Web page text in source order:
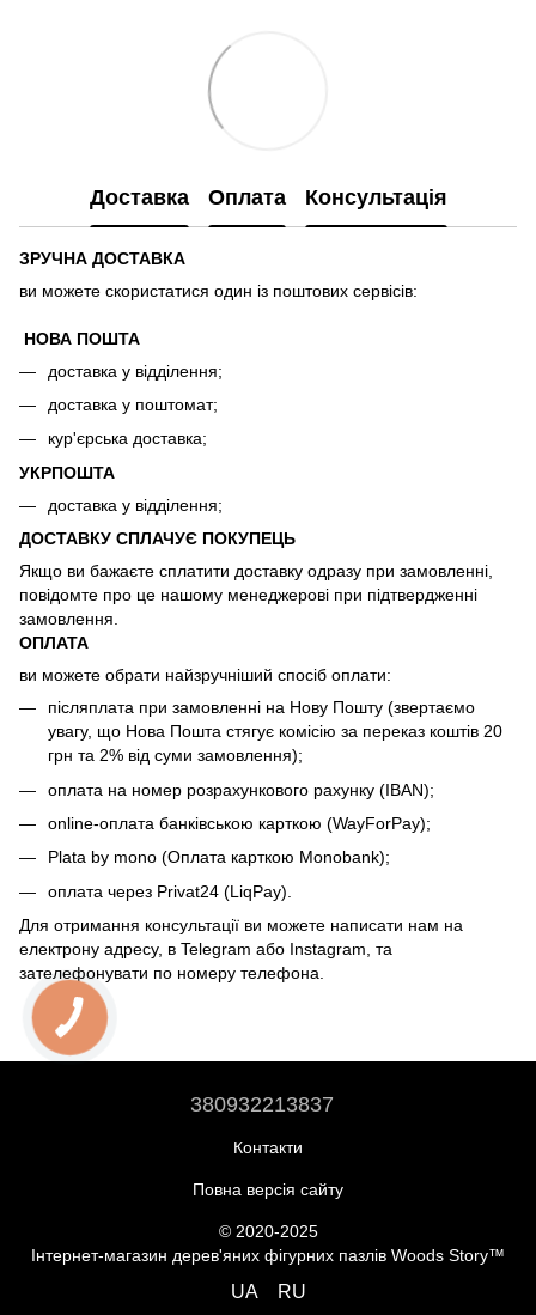
Доставка Оплата Консультація
ЗРУЧНА ДОСТАВКА
ви можете скористатися один із поштових сервісів:
НОВА ПОШТА
доставка у відділення;
доставка у поштомат;
кур'єрська доставка;
УКРПОШТА
доставка у відділення;
ДОСТАВКУ СПЛАЧУЄ ПОКУПЕЦЬ
Якщо ви бажаєте сплатити доставку одразу при замовленні,
повідомте про це нашому менеджерові при підтвердженні
замовлення.
ОПЛАТА
ви можете обрати найзручніший спосіб оплати:
післяплата при замовленні на Нову Пошту (звертаємо
увагу, що Нова Пошта стягує комісію за переказ коштів 20
грн та 2% від суми замовлення);
оплата на номер розрахункового рахунку (IBAN);
online-оплата банківською карткою (WayForPay);
Plata by mono (Оплата карткою Monobank);
оплата через Privat24 (LiqPay).
Для отримання консультації ви можете написати нам на
електрону адресу, в Telegram або Instagram, та
зателефонувати по номеру телефона.
380932213837
Контакти
Повна версія сайту
© 2020-2025
Інтернет-магазин дерев'яних фігурних пазлів Woods Story™
UA RU